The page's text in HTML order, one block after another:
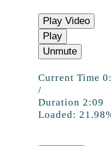
Play Video
Play
Unmute
Current Time
/
Duration 2:09
Loaded: